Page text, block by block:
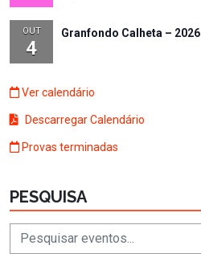
OUT
4
Granfondo Calheta – 2026
Ver calendário
Descarregar Calendário
Provas terminadas
PESQUISA